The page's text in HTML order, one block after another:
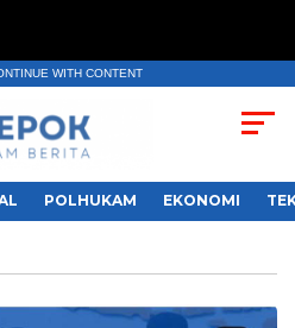
WITH CONTENT
POLHUKAM EKONOMI